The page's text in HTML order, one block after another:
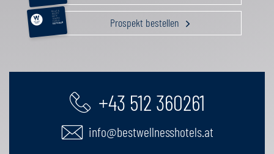
RELAX &
BEAUTY
AKTIV
GENUSS
FAMILIE
GUTSCHEIN Prospekt bestellen
+43 512 360261
info@bestwellnesshotels.at